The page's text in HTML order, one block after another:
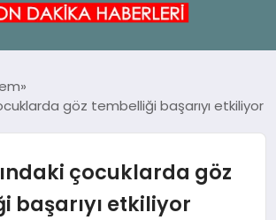
göz tembelliği başarıyı etkiliyor
çocuklarda göz
başarıyı etkiliyor